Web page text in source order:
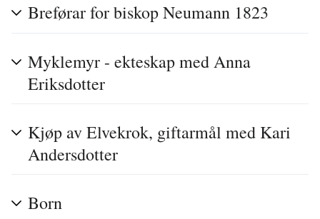
Breførar for biskop Neumann 1823
Myklemyr - ekteskap med Anna
Eriksdotter
Kjøp av Elvekrok, giftarmål med Kari
Andersdotter
Born